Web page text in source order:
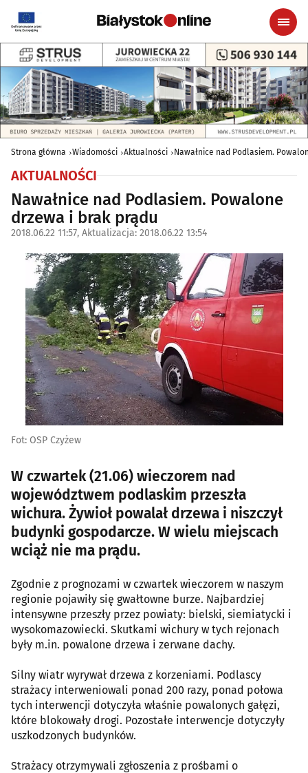
Strona główna Wiadomości Aktualności Nawałnice nad Podlasiem.
AKTUALNOŚCI
Nawałnice nad Podlasiem. Powalone
drzewa i brak prądu
2018.06.22 11:57, Aktualizacja: 2018.06.22 13:54
Fot: OSP Czyżew
W czwartek (21.06) wieczorem nad
województwem podlaskim przeszła
wichura. Żywioł powalał drzewa i niszczył
budynki gospodarcze. W wielu miejscach
wciąż nie ma prądu.
Zgodnie z prognozami w czwartek wieczorem w naszym
regionie pojawiły się gwałtowne burze. Najbardziej
intensywne przeszły przez powiaty: bielski, siemiatycki i
wysokomazowiecki. Skutkami wichury w tych rejonach
były m.in. powalone drzewa i zerwane dachy.
Silny wiatr wyrywał drzewa z korzeniami. Podlascy
strażacy interweniowali ponad 200 razy, ponad połowa
tych interwencji dotyczyła właśnie powalonych gałęzi,
które blokowały drogi. Pozostałe interwencje dotyczyły
uszkodzonych budynków.
Strażacy otrzymywali zgłoszenia z prośbami o